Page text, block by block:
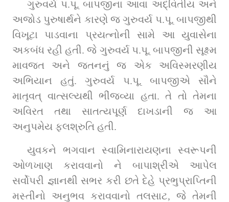
ગુરુવર્ય પ.પૂ. બાપજીના આવા અદ્વિતીય અને
અજોડ પુરુષાર્થને કારણે જ ગુરુવર્ય પ.પૂ. બાપજીથી
વિખૂટા પાડવાના પ્રયત્નોની સામે આ યુવાસેના
અકબંધ રહી હતી. જે ગુરુવર્ય પ.પૂ. બાપજીની સૂક્ષ્મ
માવજત અને જતનનું જ એક અવિસ્મરણીય
અભિયાન હતું. ગુરુવર્ય પ.પૂ. બાપજીએ સૌને
માતૃવત્‌ વાત્સલ્યથી ભીંજવ્યા હતા. તે તો તેમના
અવિરત તથા સાતત્યપૂર્ણ દાખડાની જ આ
અનુપમેય ફલશ્રુતિ હતી.
યુવકને ભગવાન સ્વામિનારાયણના સ્વરૂપની
ઓળખાણ કરાવવાનો ને બાપાશ્રીએ આપેલ
સર્વોપરી જ્ઞાનથી સભર કરી છતે દેહે પ્રભુપ્રાપ્તિની
મસ્તીનો અનુભવ કરાવવાનો તલસાટ, જે તેમની